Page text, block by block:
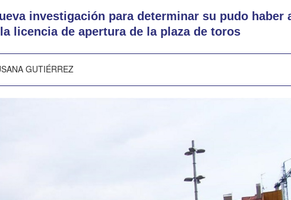
investigación para determinar su pudo haber
licencia de apertura de la plaza de toros
GUTIÉRREZ